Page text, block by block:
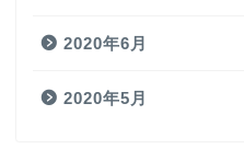
2020年6月
2020年5月